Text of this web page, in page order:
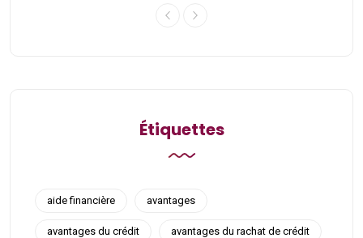
Étiquettes
aide financière avantages
avantages du crédit avantages du rachat de crédit